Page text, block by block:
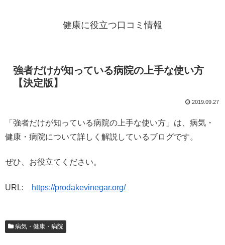
健康に役立つ口コミ情報
強者だけが知っている病院の上手な使い方
【決定版】
2019.09.27
「強者だけが知っている病院の上手な使い方」は、病気・
健康・病院について詳しく解説しているブログです。
ぜひ、お役立てください。
URL: https://prodakevinegar.org/
病気・健康・病院